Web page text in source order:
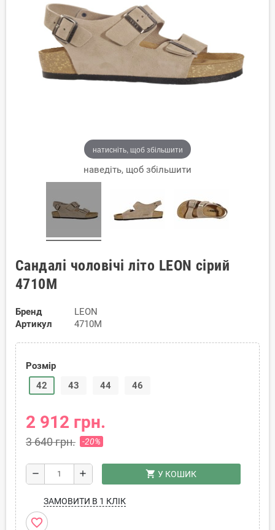
натисніть, щоб збільшити
наведіть, щоб збільшити
Сандалі чоловічі літо LEON сірий
4710M
Бренд
LEON
Артикул
4710M
Розмір
42
43 44 46
2 912 грн.
3 640 грн. -20%
remove add shopping_cart У КОШИК
ЗАМОВИТИ В 1 КЛІК
favorite_border